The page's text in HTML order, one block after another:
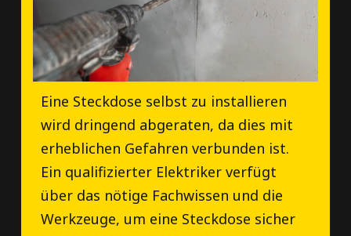
Eine Steckdose selbst zu installieren
wird dringend abgeraten, da dies mit
erheblichen Gefahren verbunden ist.
Ein qualifizierter Elektriker verfügt
über das nötige Fachwissen und die
Werkzeuge, um eine Steckdose sicher